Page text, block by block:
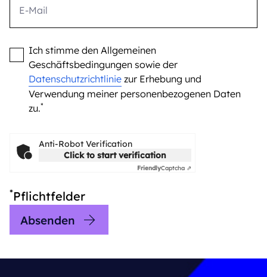
Ich stimme den Allgemeinen
Geschäftsbedingungen sowie der
Datenschutzrichtlinie zur Erhebung und
Verwendung meiner personenbezogenen Daten
zu.*
Anti-Robot Verification
Click to start verification
FriendlyCaptcha ⇗
*Pflichtfelder
Absenden